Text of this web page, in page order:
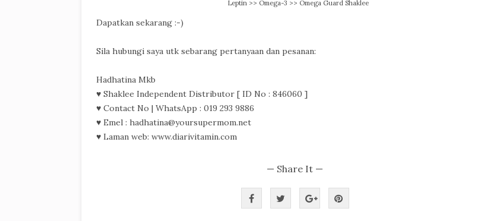
Leptin >> Omega-3 >> Omega Guard Shaklee
Dapatkan sekarang :-)
Sila hubungi saya utk sebarang pertanyaan dan pesanan:
Hadhatina Mkb
♥ Shaklee Independent Distributor [ ID No : 846060 ]
♥ Contact No | WhatsApp : 019 293 9886
♥ Emel : hadhatina@yoursupermom.net
♥ Laman web: www.diarivitamin.com
— Share It —